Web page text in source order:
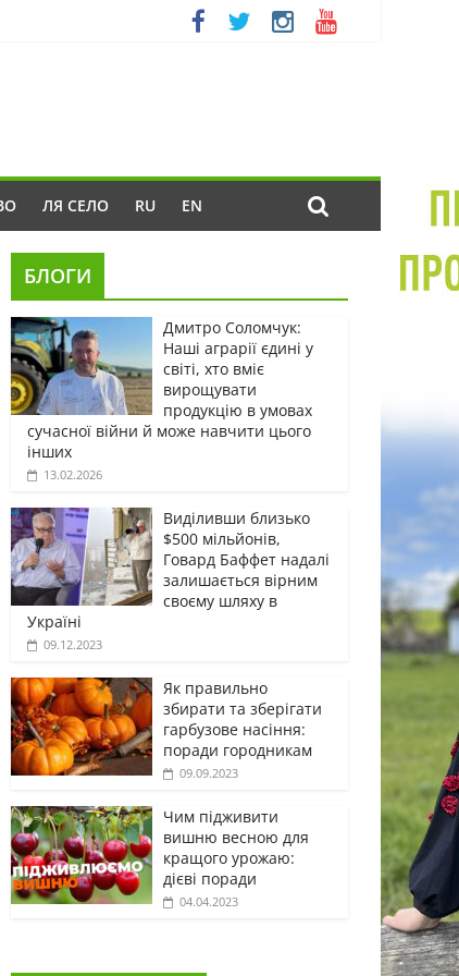
ЛЯ СЕЛО RU EN
БЛОГИ
Дмитро Соломчук:
Наші аграрії єдині у
світі, хто вміє
вирощувати
продукцію в умовах
сучасної війни й може навчити цього
інших
13.02.2026
Виділивши близько
$500 мільйонів,
Говард Баффет надалі
залишається вірним
своєму шляху в
Україні
09.12.2023
Як правильно
збирати та зберігати
гарбузове насіння:
поради городникам
09.09.2023
Чим підживити
вишню весною для
кращого урожаю:
дієві поради
04.04.2023